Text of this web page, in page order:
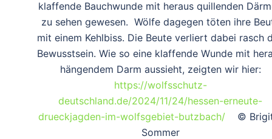
klaffende Bauchwunde mit heraus quillenden
zu sehen gewesen. Wölfe dagegen töten ihre
mit einem Kehlbiss. Die Beute verliert dabei rasch
Bewusstsein. Wie so eine klaffende Wunde mit
hängendem Darm aussieht, zeigten wir hier:
https://wolfsschutz-
deutschland.de/2024/11/24/hessen-erneute-
drueckjagden-im-wolfsgebiet-butzbach/©
Sommer